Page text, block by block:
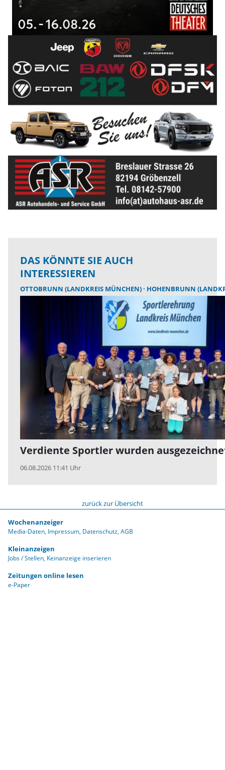
DAS KÖNNTE SIE AUCH
INTERESSIEREN
OTTOBRUNN (LANDKREIS MÜNCHEN) HOHENBRUNN
Verdiente Sportler wurden
06.08.2026 11:41 Uhr
zurück zur Übersicht
Wochenanzeiger
Media-Daten Impressum Datenschutz AGB
Kleinanzeigen
Jobs / Stellen Keinanzeige inserieren
Zeitungen online lesen
e-Paper